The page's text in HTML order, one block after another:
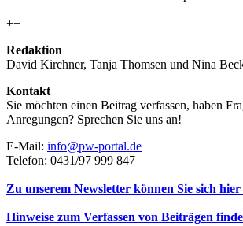
++
Redaktion
David Kirchner, Tanja Thomsen und Nina
Kontakt
Sie möchten einen Beitrag verfassen, haben
Anregungen? Sprechen Sie uns an!
E-Mail: info@pw-portal.de
Telefon: 0431/97 999 847
Zu unserem Newsletter können Sie sich
Hinweise zum Verfassen von Beiträgen